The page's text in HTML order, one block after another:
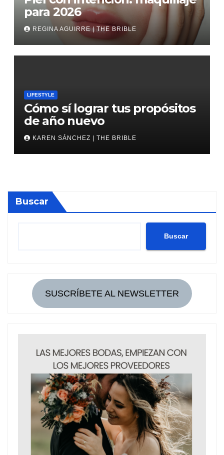
para 2026
REGINA AGUIRRE | THE BRIBLE
LIFESTYLE
Cómo sí lograr tus propósitos
de año nuevo
KAREN SÁNCHEZ | THE BRIBLE
Buscar
Buscar
SUSCRÍBETE AL NEWSLETTER